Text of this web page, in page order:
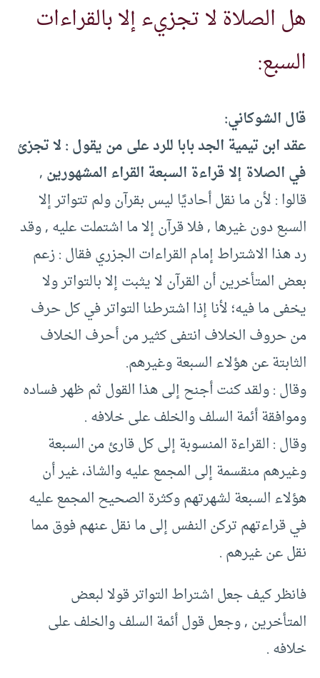
هل الصلاة لا تجزيء إلا بالقراءات
السبع:
قال الشوكاني:
عقد ابن تيمية الجد بابا للرد على من يقول ‏:‏ لا تجزئ
في الصلاة إلا قراءة السبعة القراء المشهورين ‏,‏
قالوا ‏:‏ لأن ما نقل أحاديًا ليس بقرآن ولم تتواتر إلا
السبع دون غيرها ‏,‏ فلا قرآن إلا ما اشتملت عليه ‏,‏ وقد
رد هذا الاشتراط إمام القراءات الجزري فقال ‏:‏ زعم
بعض المتأخرين أن القرآن لا يثبت إلا بالتواتر ولا
يخفى ما فيه؛ لأنا إذا اشترطنا التواتر في كل حرف
من حروف الخلاف انتفى كثير من أحرف الخلاف
الثابتة عن هؤلاء السبعة وغيرهم.
وقال ‏:‏ ولقد كنت أجنح إلى هذا القول ثم ظهر فساده
وموافقة أئمة السلف والخلف على خلافه .
وقال ‏:‏ القراءة المنسوبة إلى كل قارئ من السبعة
وغيرهم منقسمة إلى المجمع عليه والشاذ، غير أن
هؤلاء السبعة لشهرتهم وكثرة الصحيح المجمع عليه
في قراءتهم تركن النفس إلى ما نقل عنهم فوق مما
نقل عن غيرهم ‏‏.‏ ‏
‏فانظر كيف جعل اشتراط التواتر قولا لبعض
المتأخرين ‏,‏ وجعل قول أئمة السلف والخلف على
خلافه ‏.‏